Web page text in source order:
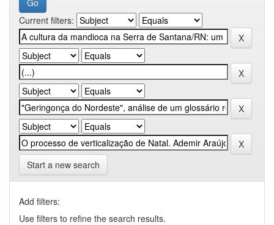
Current filters:
Start a new search
Add filters:
Use filters to refine the search results.